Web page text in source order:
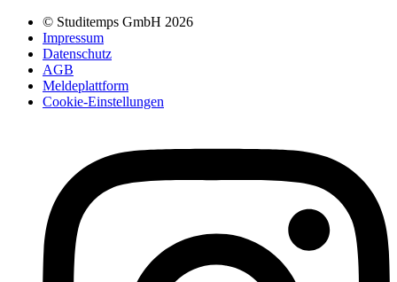
© Studitemps GmbH 2026
Impressum
Datenschutz
AGB
Meldeplattform
Cookie-Einstellungen